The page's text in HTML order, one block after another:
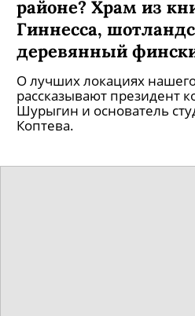
районе? Храм из
Гиннесса,
деревянный
О лучших локациях
рассказывают президент
Шурыгин и основатель
Коптева.